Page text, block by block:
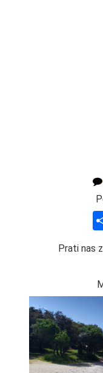
Prati nas